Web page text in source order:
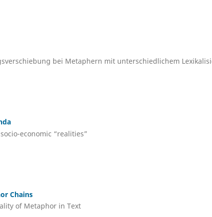
bei Metaphern mit unterschiedlichem
economic “realities”
Chains
of Metaphor in Text